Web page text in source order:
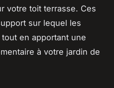
votre toit terrasse. Ces
sur lequel les
en apportant une
à votre jardin de